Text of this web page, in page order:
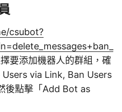
csubot?
擇要添加機器人的群組，確
via Link, Ban Users
後點擊「Add Bot as